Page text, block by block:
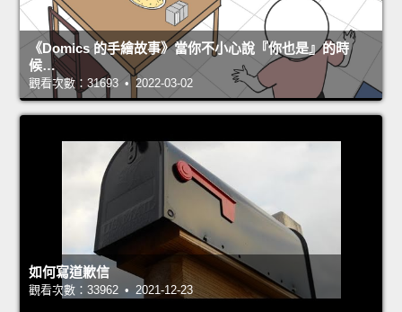
《Domics 的手繪故事》當你不小心說『你也是』的時
候…
觀看次數：31693 • 2022-03-02
如何寫道歉信
觀看次數：33962 • 2021-12-23